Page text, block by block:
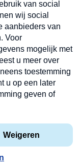
onze
in uw